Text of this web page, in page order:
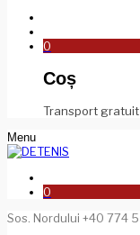
0
Coș
Transport
Menu
0
Sos. Nordului +40 774